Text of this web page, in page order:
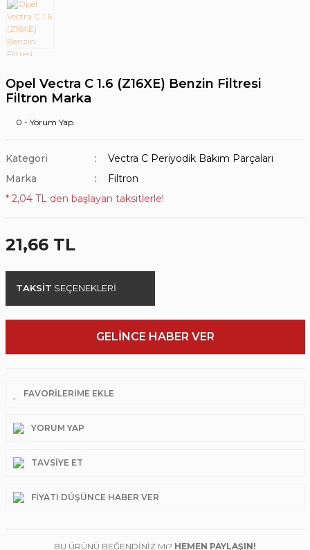
Opel Vectra C 1.6 (Z16XE) Benzin Filtresi
Filtron Marka
0 - Yorum Yap
Kategori
Vectra C Periyodik Bakım Parçaları
Marka
Filtron
* 2,04 TL den başlayan taksitlerle!
21,66 TL
TAKSİT SEÇENEKLERİ
GELİNCE HABER VER
YORUM YAP
TAVSIYE ET
FIYATI DÜŞÜNCE HABER VER
BU ÜRÜNÜ BEĞENDİNİZ Mi? HEMEN PAYLAŞIN!